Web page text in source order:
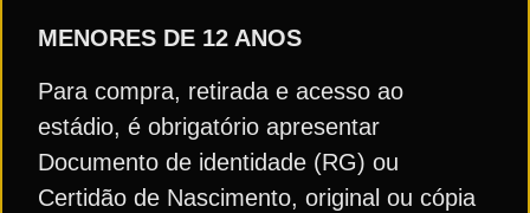
MENORES DE 12 ANOS
Para compra, retirada e acesso ao
estádio, é obrigatório apresentar
Documento de identidade (RG) ou
Certidão de Nascimento, original ou cópia